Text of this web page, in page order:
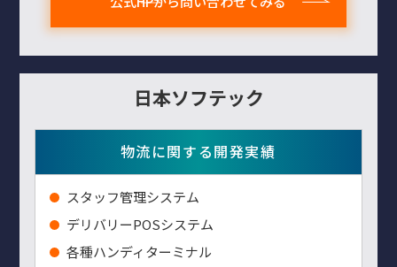
日本ソフテック
物流に関する開発実績
スタッフ管理システム
デリバリーPOSシステム
各種ハンディターミナル